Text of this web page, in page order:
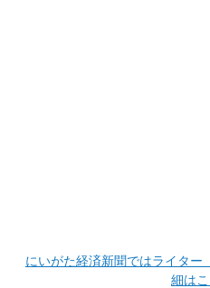
にいがた経済新聞ではライター
細は